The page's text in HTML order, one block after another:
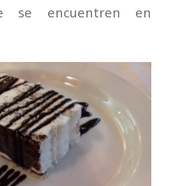
se encuentren en